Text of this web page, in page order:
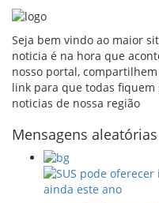
Seja bem vindo ao maior
noticia é na hora que
nosso portal,
link para que todas
noticias de nossa região
Mensagens aleatórias